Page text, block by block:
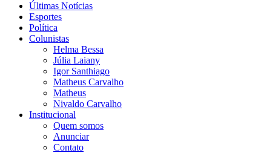
Últimas Notícias
Esportes
Política
Colunistas
Helma Bessa
Júlia Laiany
Igor Santhiago
Matheus Carvalho
Matheus
Nivaldo Carvalho
Institucional
Quem somos
Anunciar
Contato